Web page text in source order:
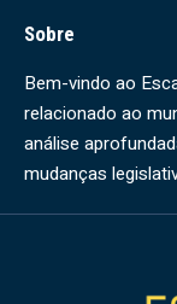
Sobre
Bem-vindo ao
relacionado ao
análise
mudanças